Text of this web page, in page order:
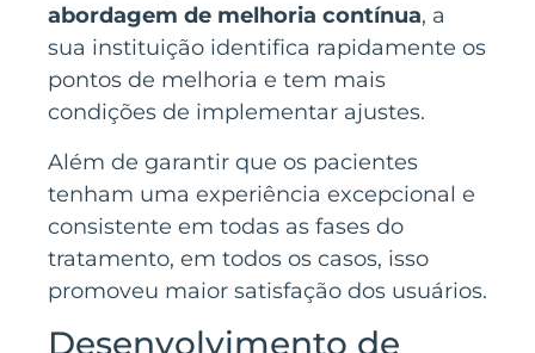
abordagem de melhoria contínua, a
sua instituição identifica rapidamente os
pontos de melhoria e tem mais
condições de implementar ajustes.
Além de garantir que os pacientes
tenham uma experiência excepcional e
consistente em todas as fases do
tratamento, em todos os casos, isso
promoveu maior satisfação dos usuários.
Desenvolvimento de